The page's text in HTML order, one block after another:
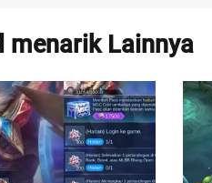
menarik Lainnya